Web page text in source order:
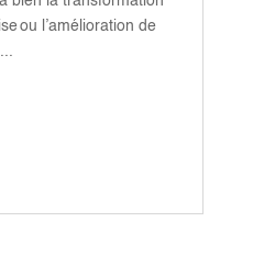
ou l’amélioration de